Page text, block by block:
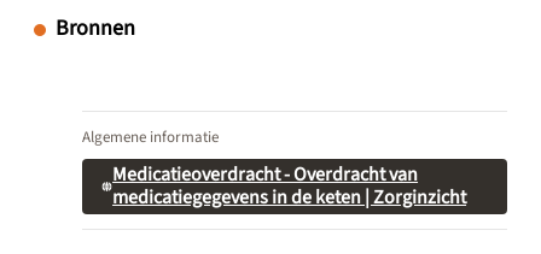
Bronnen
Algemene informatie
Medicatieoverdracht - Overdracht van
medicatiegegevens in de keten | Zorginzicht